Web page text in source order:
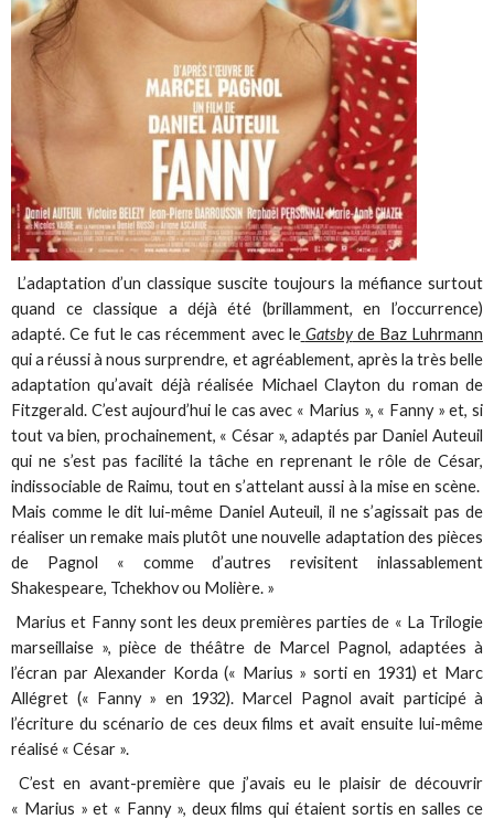
L’adaptation d’un classique suscite toujours la méfiance surtout
quand ce classique a déjà été (brillamment, en l’occurrence)
adapté. Ce fut le cas récemment avec le Gatsbyde Baz Luhrmann
qui a réussi à nous surprendre, et agréablement, après la très belle
adaptation qu’avait déjà réalisée Michael Clayton du roman de
Fitzgerald. C’est aujourd’hui le cas avec « Marius », « Fanny » et, si
tout va bien, prochainement, « César », adaptés par Daniel Auteuil
qui ne s’est pas facilité la tâche en reprenant le rôle de César,
indissociable de Raimu, tout en s’attelant aussi à la mise en scène.
Mais comme le dit lui-même Daniel Auteuil, il ne s’agissait pas de
réaliser un remake mais plutôt une nouvelle adaptation des pièces
de Pagnol « comme d’autres revisitent inlassablement
Shakespeare, Tchekhov ou Molière. »
Marius et Fanny sont les deux premières parties de « La Trilogie
marseillaise », pièce de théâtre de Marcel Pagnol, adaptées à
l’écran par Alexander Korda (« Marius » sorti en 1931) et Marc
Allégret (« Fanny » en 1932). Marcel Pagnol avait participé à
l’écriture du scénario de ces deux films et avait ensuite lui-même
réalisé « César ».
C’est en avant-première que j’avais eu le plaisir de découvrir
« Marius » et « Fanny », deux films qui étaient sortis en salles ce